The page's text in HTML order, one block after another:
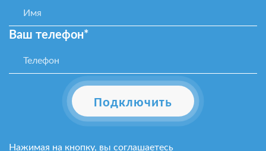
Ваш телефон*
Подключить
Нажимая на кнопку, вы соглашаетесь